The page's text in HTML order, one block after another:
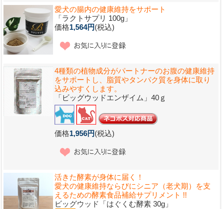
愛犬の腸内の健康維持をサポート
「ラクトサプリ 100g」
価格1,564円(税込)
4種類の植物成分がパートナーのお腹の健康維持
をサポートし、脂質やタンパク質を身体に取り
込みやすくします。
「ビッグウッドエンザイム」40ｇ
価格1,956円(税込)
活きた酵素が身体に届く！
愛犬の健康維持ならびにシニア（老犬期）を支
えるための酵素食品補給サプリメント !!
ビッグウッド「はぐくむ酵素 30g」